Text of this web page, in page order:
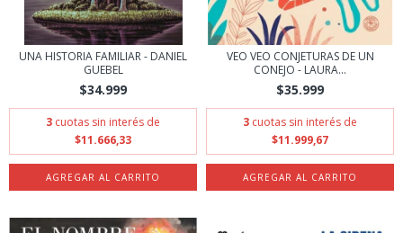
UNA HISTORIA FAMILIAR - DANIEL
GUEBEL
$34.999
3 cuotas sin interés de
$11.666,33
VEO VEO CONJETURAS DE UN
CONEJO - LAURA...
$35.999
3 cuotas sin interés de
$11.999,67